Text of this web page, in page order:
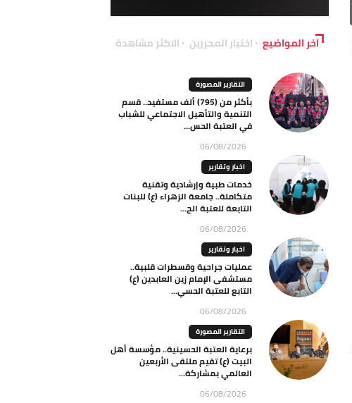
آخر المواضيع اختيار المحررين الاكثر مشاهدة
التقارير المصورة
بأكثر من (795) ألف مستفيد.. قسم
التنمية والتأهيل الاجتماعي للشباب
في العتبة الحس...
06/08/2026
اخبار وتقارير
خدمات طبية وإرشادية وتقنية
متكاملة.. جامعة الزهراء (ع) للبنات
التابعة للعتبة الح...
06/08/2026
اخبار وتقارير
عمليات جراحية وقسطرات قلبية..
مستشفى الإمام زين العابدين (ع)
التابع للعتبة الحسي...
06/08/2026
التقارير المصورة
برعاية العتبة الحسينية.. مؤسسة أهل
البيت (ع) تقيم ملتقى الأربعين
العالمي بمشاركة...
06/08/2026